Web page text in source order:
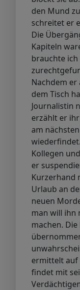
den Mund
schreitet er
Die
Kapiteln
brauchte ich
Nachdem
dem Tisch
Journalistin
erzählt er
am
Kollegen
er
Kurzerhand
Urlaub an
neuen
man will ihn
machen. Die
ermittelt auf
findet mit